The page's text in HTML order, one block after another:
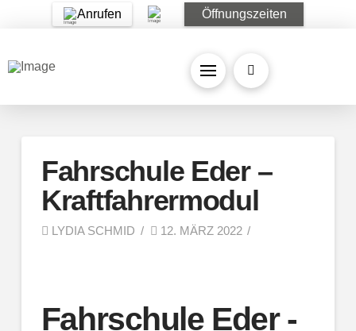
Anrufen Öffnungszeiten
Fahrschule Eder –
Kraftfahrermodul
LYDIA SCHMID 12. MÄRZ 2022
Fahrschule Eder -